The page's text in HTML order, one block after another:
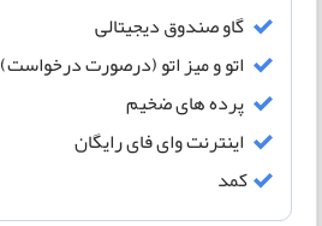
گاو صندوق دیجیتالی
اتو و میز اتو (درصورت درخواست)
پرده های ضخیم
اینترنت وای فای رایگان
کمد